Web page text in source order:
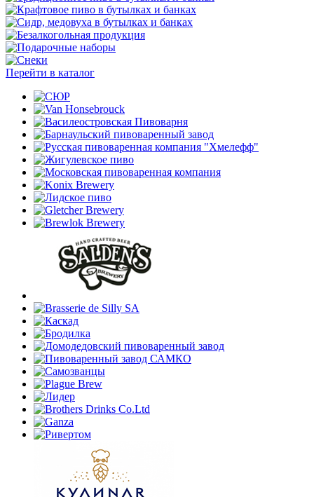
Перейти в каталог